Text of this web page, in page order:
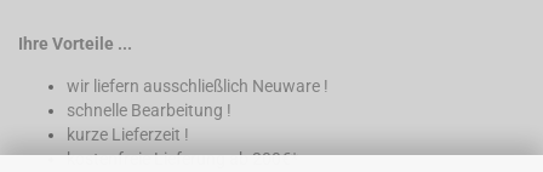
Ihre Vorteile ...
wir liefern ausschließlich Neuware !
schnelle Bearbeitung !
kurze Lieferzeit !
kostenfreie Lieferung ab 200€*